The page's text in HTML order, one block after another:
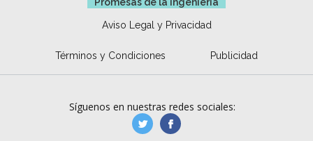
Aviso Legal y Privacidad
Términos y Condiciones Publicidad
Síguenos en nuestras redes sociales:
manufacturaGE